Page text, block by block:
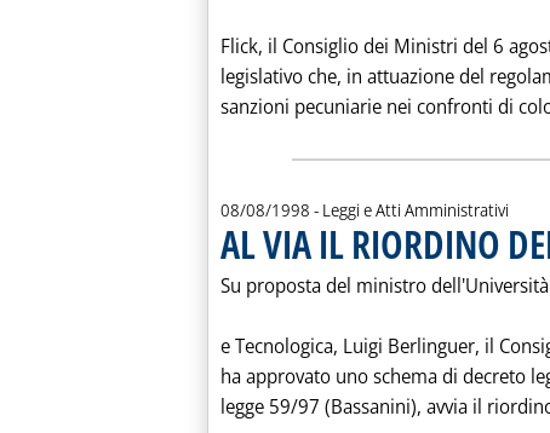
Flick, il Consiglio dei Ministri del 6
legislativo che, in attuazione del
sanzioni pecuniarie nei confronti di
08/08/1998 - Leggi e Atti Amministrativi
AL VIA IL RIORDINO
Su proposta del ministro
e Tecnologica, Luigi Berlinguer, il
ha approvato uno schema di decreto
legge 59/97 (Bassanini), avvia il